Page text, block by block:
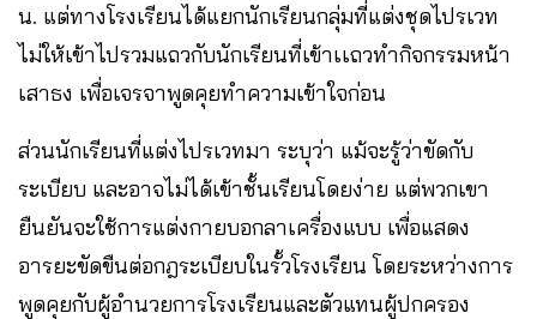
น. แต่ทางโรงเรียนได้แยกนักเรียนกลุ่มที่แต่งชุดไปรเวท
ไม่ให้เข้าไปรวมแถวกับนักเรียนที่เข้าเเถวทำกิจกรรมหน้า
เสาธง เพื่อเจรจาพูดคุยทำความเข้าใจก่อน
ส่วนนักเรียนที่แต่งไปรเวทมา ระบุว่า แม้จะรู้ว่าขัดกับ
ระเบียบ และอาจไม่ได้เข้าชั้นเรียนโดยง่าย แต่พวกเขา
ยืนยันจะใช้การแต่งกายบอกลาเครื่องแบบ เพื่อแสดง
อารยะขัดขืนต่อกฎระเบียบในรั้วโรงเรียน โดยระหว่างการ
พูดคุยกับผู้อำนวยการโรงเรียนและตัวแทนผู้ปกครอง